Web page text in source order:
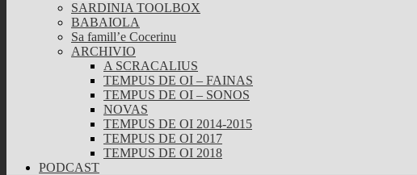
SARDINIA TOOLBOX
BABAIOLA
Sa famill’e Cocerinu
ARCHIVIO
A SCRACALIUS
TEMPUS DE OI – FAINAS
TEMPUS DE OI – SONOS
NOVAS
TEMPUS DE OI 2014-2015
TEMPUS DE OI 2017
TEMPUS DE OI 2018
PODCAST